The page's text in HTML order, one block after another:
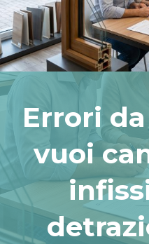
Preventivi
Contatti
Errori
vuoi